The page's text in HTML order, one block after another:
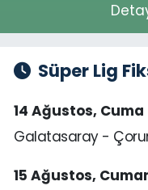
Süper Lig
14 Ağustos, Cuma
Galatasaray -
15 Ağustos,